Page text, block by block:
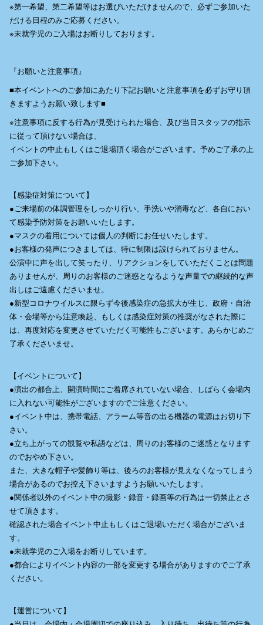
※第一希望、第二希望等はお選びいただけませんので、必ずご参加いた
だける日程のみご応募ください。
※未就学児のご入場はお断りしております。
『お願いと注意事項』
■本イベントへのご参加にあたり下記お願いと注意事項を必ずお守り頂
きますようお願い致します■
※注意事項に反する行為が見受けられた場合、及び当日スタッフの指示
に従って頂けない場合は、
イベントの中止もしくはご退場頂く場合がございます。予めご了承の上
ご参加下さい。
【感染症対策について】
●ご来場前の体調管理をしっかり行い、手洗いや消毒など、各自におい
て感染予防対策をお願いいたします。
●マスクの着用については個人の判断にお任せいたします。
●お客様の発声につきましては、特に制限は設けられておりません。
公演中に声を出して笑ったり、リアクションをしていただくことは問題
ありませんが、周りのお客様のご迷惑となるような声量での継続的な声
出しはご遠慮くださいませ。
●新型コロナウイルスに限らず今後感染症の急拡大が生じ、政府・自治
体・会場等から注意喚起、もしくは感染症対策の推奨がなされた際に
は、再度対応を変更させていただく可能性もございます。あらかじめご
了承くださいませ。
【イベントについて】
●演出の都合上、開演時間にご着席されていない場合、しばらく会場内
に入れない可能性がございますのでご注意ください。
●イベント中は、携帯電話、アラーム等音の出る機器の電源はお切り下
さい。
●立ち上がっての観覧や私語などは、周りのお客様のご迷惑となります
のでおやめ下さい。
また、大きな帽子や髪飾り等は、後ろのお客様が見えなくなってしまう
場合があるのでお控え下さいますようお願いいたします。
●関係者以外のイベント中の撮影・録音・録画等の行為は一切禁止とさ
せて頂きます。
確認された場合イベント中止もしくはご退場いただく場合がございま
す。
●未就学児のご入場をお断りしています。
●都合によりイベント内容の一部を変更する場合がありますのでご了承
ください。
【運営について】